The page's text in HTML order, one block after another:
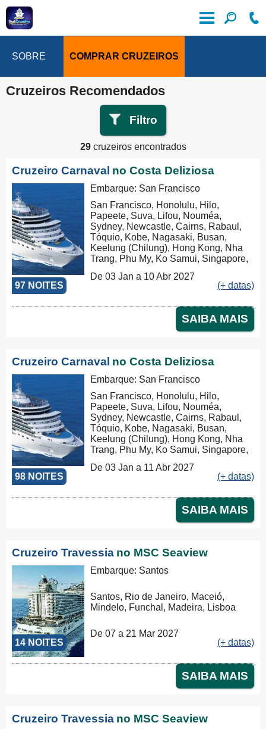
SOBRE COMPRAR CRUZEIROS
Cruzeiros Recomendados
Filtro
29cruzeiros encontrados
Cruzeiro Carnaval no Costa Deliziosa
97 NOITES
Embarque: San Francisco
San Francisco, Honolulu, Hilo,
Papeete, Suva, Lifou, Nouméa,
Sydney, Newcastle, Cairns, Rabaul,
Tóquio, Kobe, Nagasaki, Busan,
Keelung (Chilung), Hong Kong, Nha
Trang, Phu My, Ko Samui, Singapore,
Penang, Colombo, Malé, Port Louis,
Durban, Porto Elizabeth, Cidade do
De 03 Jan a 10 Abr 2027
(+ datas)
SAIBA MAIS
Cruzeiro Carnaval no Costa Deliziosa
98 NOITES
Embarque: San Francisco
San Francisco, Honolulu, Hilo,
Papeete, Suva, Lifou, Nouméa,
Sydney, Newcastle, Cairns, Rabaul,
Tóquio, Kobe, Nagasaki, Busan,
Keelung (Chilung), Hong Kong, Nha
Trang, Phu My, Ko Samui, Singapore,
Penang, Colombo, Malé, Port Louis,
Durban, Porto Elizabeth, Cidade do
Palmas, Barcelona, Marseille
De 03 Jan a 11 Abr 2027
(+ datas)
SAIBA MAIS
Cruzeiro Travessia no MSC Seaview
14 NOITES
Embarque: Santos
Santos, Rio de Janeiro, Maceió,
Mindelo, Funchal, Madeira, Lisboa
De 07 a 21 Mar 2027
(+ datas)
SAIBA MAIS
Cruzeiro Travessia no MSC Seaview